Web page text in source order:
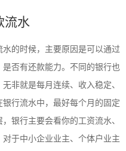
流水
的时候，主要原因是可以通过
否有还款能力。不同的银行也
非就是每月连续、收入稳定、
行流水中，最好每个月的固定
银行主要会看你的工资流水、
于中小企业业主、个体户业主